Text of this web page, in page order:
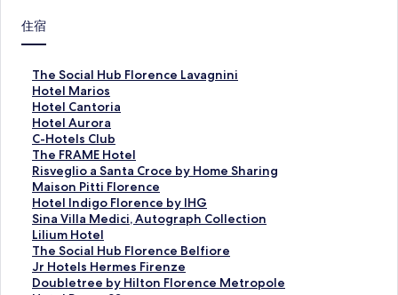
住宿
The Social Hub Florence Lavagnini
此
連
結
會
開
啟
T
h
e
S
o
c
i
a
Hotel Marios
此
連
結
會
開
啟
H
o
t
e
l
M
a
Hotel Cantoria
此
連
結
會
開
啟
H
o
t
e
l
C
Hotel Aurora
此
連
結
會
開
啟
H
o
t
e
l
C-Hotels Club
此
連
結
會
開
啟
C
-
H
o
The FRAME Hotel
此
連
結
會
開
啟
T
h
e
Risveglio a Santa Croce by Home Sharing
此
連
結
會
開
啟
R
i
Maison Pitti Florence
此
連
結
會
開
啟
M
Hotel Indigo Florence by IHG
此
連
結
會
開
啟
Sina Villa Medici, Autograph Collection
此
連
結
會
開
Lilium Hotel
此
連
結
會
The Social Hub Florence Belfiore
此
連
結
Jr Hotels Hermes Firenze
此
連
Doubletree by Hilton Florence Metropole
此